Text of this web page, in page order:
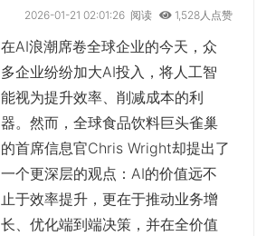
2026-01-21 02:01:26 阅读 1,528人点赞
在AI浪潮席卷全球企业的今天，众
多企业纷纷加大AI投入，将人工智
能视为提升效率、削减成本的利
器。然而，全球食品饮料巨头雀巢
的首席信息官Chris Wright却提出了
一个更深层的观点：AI的价值远不
止于效率提升，更在于推动业务增
长、优化端到端决策，并在全价值